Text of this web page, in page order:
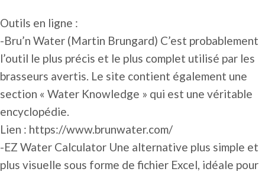
Outils en ligne :
-Bru’n Water (Martin Brungard) C’est probablement
l’outil le plus précis et le plus complet utilisé par les
brasseurs avertis. Le site contient également une
section « Water Knowledge » qui est une véritable
encyclopédie.
Lien : https://www.brunwater.com/
-EZ Water Calculator Une alternative plus simple et
plus visuelle sous forme de fichier Excel, idéale pour